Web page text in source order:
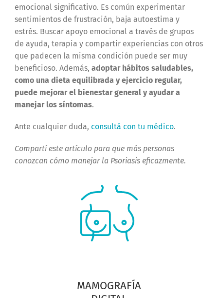
emocional significativo. Es común experimentar
sentimientos de frustración, baja autoestima y
estrés. Buscar apoyo emocional a través de grupos
de ayuda, terapia y compartir experiencias con otros
que padecen la misma condición puede ser muy
beneficioso. Además, adoptar hábitos saludables,
como una dieta equilibrada y ejercicio regular,
puede mejorar el bienestar general y ayudar a
manejar los síntomas.
Ante cualquier duda, consultá con tu médico.
Compartí este artículo para que más personas
conozcan cómo manejar la Psoriasis eficazmente.
MAMOGRAFÍA